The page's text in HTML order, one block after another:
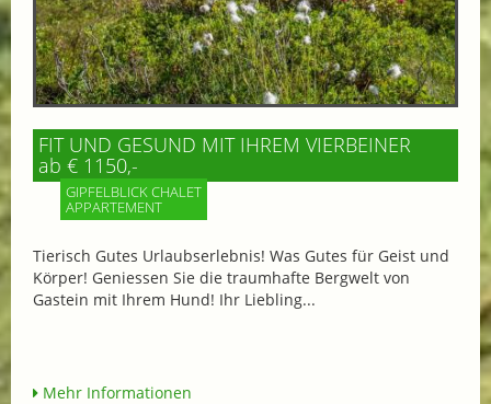
FIT UND GESUND MIT IHREM VIERBEINER
ab € 1150,-
GIPFELBLICK CHALET
APPARTEMENT
Tierisch Gutes Urlaubserlebnis! Was Gutes für Geist und
Körper! Geniessen Sie die traumhafte Bergwelt von
Gastein mit Ihrem Hund! Ihr Liebling...
Mehr Informationen